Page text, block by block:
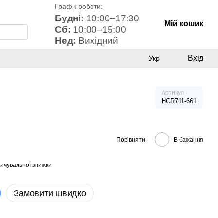
Графік роботи:
Будні: 10:00–17:30
Сб: 10:00–15:00
Нед: Вихідний
Мій кошик
Укр Вхід
Артикул
HCR711-661
Порівняти В бажання
знижки
Замовити швидко